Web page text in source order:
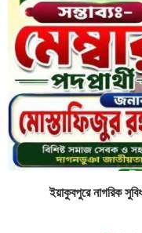
ইয়াকুবপুরে নাগরিক